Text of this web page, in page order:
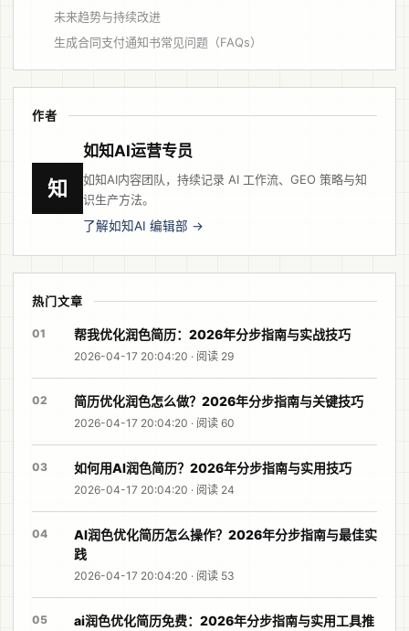
未来趋势与持续改进
生成合同支付通知书常见问题（FAQs）
作者
知
如知AI运营专员
如知AI内容团队，持续记录 AI 工作流、GEO 策略与知
识生产方法。
了解如知AI 编辑部 →
热门文章
01 帮我优化润色简历：2026年分步指南与实战技巧
2026-04-17 20:04:20 · 阅读 29
02 简历优化润色怎么做？2026年分步指南与关键技巧
2026-04-17 20:04:20 · 阅读 60
03 如何用AI润色简历？2026年分步指南与实用技巧
2026-04-17 20:04:20 · 阅读 24
04
AI润色优化简历怎么操作？2026年分步指南与最佳实
践
2026-04-17 20:04:20 · 阅读 53
05
ai润色优化简历免费：2026年分步指南与实用工具推